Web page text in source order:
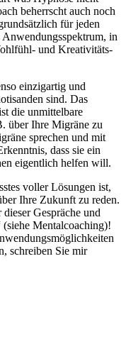
beherrscht auch noch
für jeden
Anwendungsspektrum, in
und Kreativitäts-
einzigartig und
sind. Das
die unmittelbare
über Ihre Migräne zu
sprechen und mit
dass sie ein
eigentlich helfen will.
voller Lösungen ist,
Ihre Zukunft zu reden.
Gespräche und
(siehe Mentalcoaching)!
schreiben Sie mir